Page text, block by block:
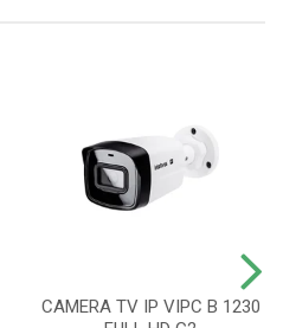
CAMERA TV IP VIPC B 1230